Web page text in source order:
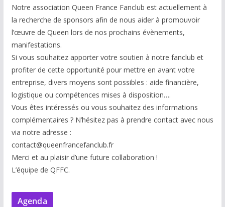
Notre association Queen France Fanclub est actuellement à
la recherche de sponsors afin de nous aider à promouvoir
l’œuvre de Queen lors de nos prochains évènements,
manifestations.
Si vous souhaitez apporter votre soutien à notre fanclub et
profiter de cette opportunité pour mettre en avant votre
entreprise, divers moyens sont possibles : aide financière,
logistique ou compétences mises à disposition….
Vous êtes intéressés ou vous souhaitez des informations
complémentaires ? N’hésitez pas à prendre contact avec nous
via notre adresse :
contact@queenfrancefanclub.fr
Merci et au plaisir d’une future collaboration !
L’équipe de QFFC.
Agenda